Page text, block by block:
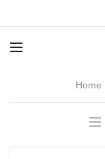
Home